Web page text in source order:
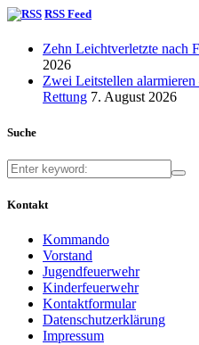
RSS Feed
Zehn Leichtverletzte nach
2026
Zwei Leitstellen
Rettung 7. August 2026
Suche
Kontakt
Kommando
Vorstand
Jugendfeuerwehr
Kinderfeuerwehr
Kontaktformular
Datenschutzerklärung
Impressum